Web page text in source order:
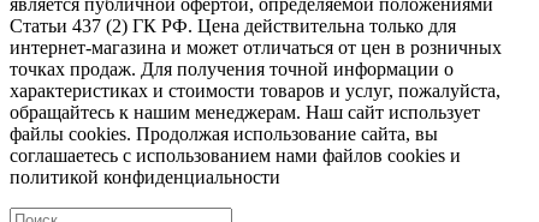
Статьи 437 (2) ГК РФ. Цена действительна только для
интернет-магазина и может отличаться от цен в розничных
точках продаж. Для получения точной информации о
характеристиках и стоимости товаров и услуг, пожалуйста,
обращайтесь к нашим менеджерам. Наш сайт использует
файлы cookies. Продолжая использование сайта, вы
соглашаетесь с использованием нами файлов cookies и
политикой конфиденциальности